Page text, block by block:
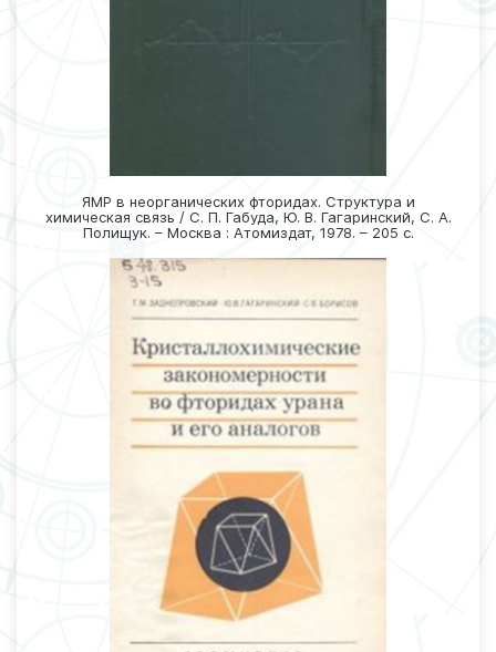
ЯМР в неорганических фторидах. Структура и
химическая связь / С. П. Габуда, Ю. В. Гагаринский, С. А.
Полищук. – Москва : Атомиздат, 1978. – 205 с.